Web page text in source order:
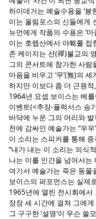
하이데거는 예술수용을 ‘봉
이는 올림포스의 신들에게
뉴먼에게 작품의 수용은 ‘
이는 호렙산에서 야훼를
존 케이지는 선(禪)불교의
그의 콘서트에 참가한 사
마음을 비우고 ‘무’(無)의
하지만 이보다 좀 더 근원
1964년 요셉 보이스는 베
이벤트(<추장-플럭서스 송
바닥에 누운 그의 머리와
천에 감싸인 예술가는 “우
이 소리는 스피커를 통해
“내가 내는 이 소리는 의식
나는 이를 인간을 넘어서는
여기서 예술가는 죽은 동
보이스의 퍼포먼스는 실제
1965년에 열린 전시회에서
장장 세 시간에 걸쳐 그에
그 구구한 ‘설명’이 무슨 쓸